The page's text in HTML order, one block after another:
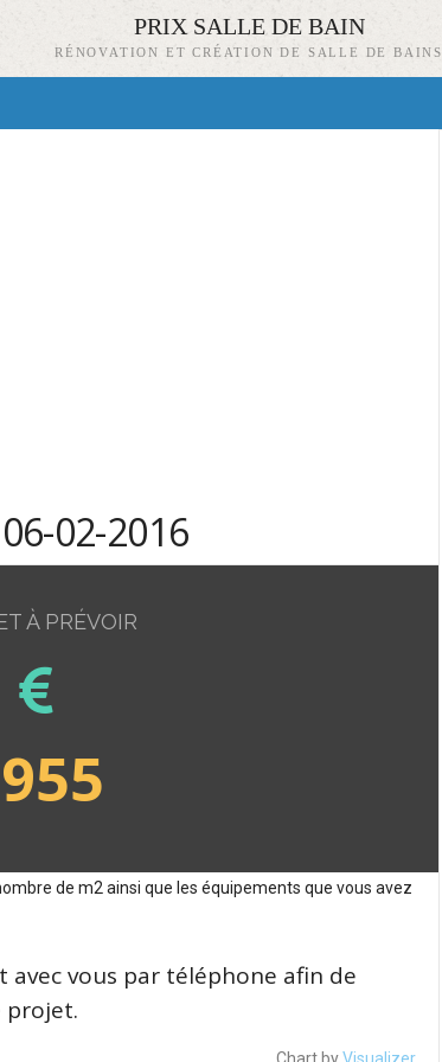
PRIX SALLE DE BAIN
RÉNOVATION ET CRÉATION DE SALLE DE BAINS
02-2016
À PRÉVOIR
de m2 ainsi que les équipements que vous avez
vous par téléphone afin de
projet.
Chart byVisualizer